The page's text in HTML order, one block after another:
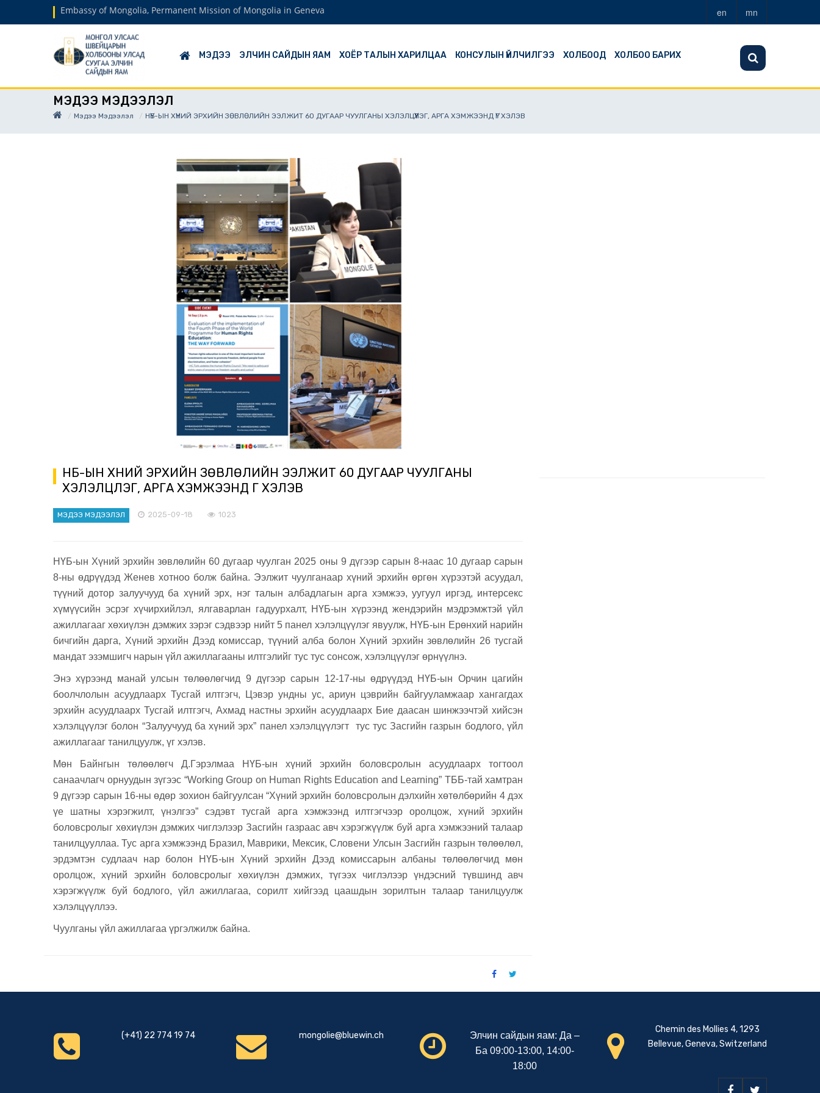
Embassy of Mongolia, Permanent Mission of Mongolia in Geneva en mn
МЭДЭЭ ЭЛЧИН САЙДЫН ЯАМ ХОЁР ТАЛЫН ХАРИЛЦАА КОНСУЛЫН ҮЙЛЧИЛГЭЭ ХОЛБООД ХОЛБОО БАРИХ
МЭДЭЭ МЭДЭЭЛЭЛ
Мэдээ Мэдээлэл НҮБ-ЫН ХҮНИЙ ЭРХИЙН ЗӨВЛӨЛИЙН ЭЭЛЖИТ 60 ДУГААР ЧУУЛГАНЫ ХЭЛЭЛЦҮҮЛЭГ, АРГА ХЭМЖЭЭНД ҮГ ХЭЛЭВ
НҮБ-ЫН ХҮНИЙ ЭРХИЙН ЗӨВЛӨЛИЙН ЭЭЛЖИТ 60 ДУГААР ЧУУЛГАНЫ
ХЭЛЭЛЦҮҮЛЭГ, АРГА ХЭМЖЭЭНД ҮГ ХЭЛЭВ
МЭДЭЭ МЭДЭЭЛЭЛ 2025-09-18 1023
НҮБ-ын Хүний эрхийн зөвлөлийн 60 дугаар чуулган 2025 оны 9 дүгээр сарын 8-наас 10 дугаар сарын
8-ны өдрүүдэд Женев хотноо болж байна. Ээлжит чуулганаар хүний эрхийн өргөн хүрээтэй асуудал,
түүний дотор залуучууд ба хүний эрх, нэг талын албадлагын арга хэмжээ, уугуул иргэд, интерсекс
хүмүүсийн эсрэг хүчирхийлэл, ялгаварлан гадуурхалт, НҮБ-ын хүрээнд жендэрийн мэдрэмжтэй үйл
ажиллагааг хөхиүлэн дэмжих зэрэг сэдвээр нийт 5 панел хэлэлцүүлэг явуулж, НҮБ-ын Ерөнхий нарийн
бичгийн дарга, Хүний эрхийн Дээд комиссар, түүний алба болон Хүний эрхийн зөвлөлийн 26 тусгай
мандат эзэмшигч нарын үйл ажиллагааны илтгэлийг тус тус сонсож, хэлэлцүүлэг өрнүүлнэ.
Энэ хүрээнд манай улсын төлөөлөгчид 9 дүгээр сарын 12-17-ны өдрүүдэд НҮБ-ын Орчин цагийн
боолчлолын асуудлаарх Тусгай илтгэгч, Цэвэр ундны ус, ариун цэврийн байгууламжаар хангагдах
эрхийн асуудлаарх Тусгай илтгэгч, Ахмад настны эрхийн асуудлаарх Бие даасан шинжээчтэй хийсэн
хэлэлцүүлэг болон “Залуучууд ба хүний эрх” панел хэлэлцүүлэгт тус тус Засгийн газрын бодлого, үйл
ажиллагааг танилцуулж, үг хэлэв.
Мөн Байнгын төлөөлөгч Д.Гэрэлмаа НҮБ-ын хүний эрхийн боловсролын асуудлаарх тогтоол
санаачлагч орнуудын зүгээс “Working Group on Human Rights Education and Learning” ТББ-тай хамтран
9 дүгээр сарын 16-ны өдөр зохион байгуулсан “Хүний эрхийн боловсролын дэлхийн хөтөлбөрийн 4 дэх
үе шатны хэрэгжилт, үнэлгээ” сэдэвт тусгай арга хэмжээнд илтгэгчээр оролцож, хүний эрхийн
боловсролыг хөхиүлэн дэмжих чиглэлээр Засгийн газраас авч хэрэгжүүлж буй арга хэмжээний талаар
танилцууллаа. Тус арга хэмжээнд Бразил, Маврики, Мексик, Словени Улсын Засгийн газрын төлөөлөл,
эрдэмтэн судлаач нар болон НҮБ-ын Хүний эрхийн Дээд комиссарын албаны төлөөлөгчид мөн
оролцож, хүний эрхийн боловсролыг хөхиүлэн дэмжих, түгээх чиглэлээр үндэсний түвшинд авч
хэрэгжүүлж буй бодлого, үйл ажиллагаа, сорилт хийгээд цаашдын зорилтын талаар танилцуулж
хэлэлцүүллээ.
Чуулганы үйл ажиллагаа үргэлжилж байна.
(+41) 22 774 19 74 mongolie@bluewin.ch
Элчин сайдын яам: Да –
Ба 09:00-13:00, 14:00-
18:00
Chemin des Mollies 4, 1293
Bellevue, Geneva, Switzerland